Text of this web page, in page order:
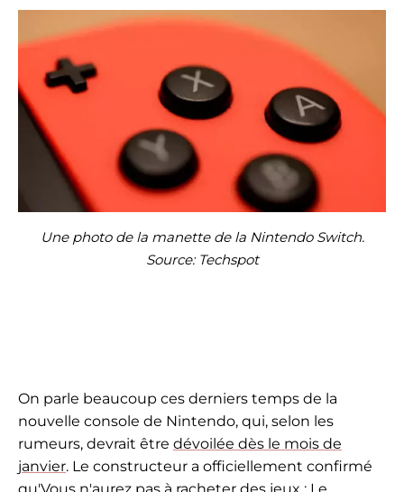
Une photo de la manette de la Nintendo Switch.
Source: Techspot
On parle beaucoup ces derniers temps de la
nouvelle console de Nintendo, qui, selon les
rumeurs, devrait être dévoilée dès le mois de
janvier. Le constructeur a officiellement confirmé